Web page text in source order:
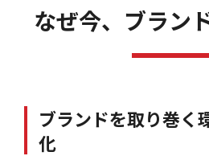
なぜ今、 ブラン
ブランドを取り巻く
化